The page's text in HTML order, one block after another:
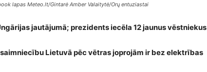
lapas Meteo.lt/Gintarė Amber Valaitytė/Orų entuziastai
jautājumā; prezidents iecēla 12 jaunus vēstniekus
Lietuvā pēc vētras joprojām ir bez elektrības